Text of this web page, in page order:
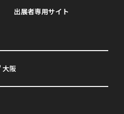
出展者専用サイト
阪